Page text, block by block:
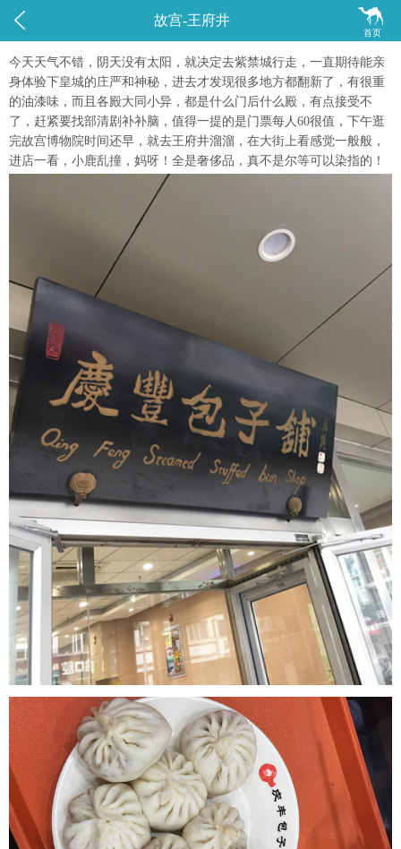
 
首页
故宫-王府井
今天天气不错，阴天没有太阳，就决定去紫禁城行走，一直期待能亲
身体验下皇城的庄严和神秘，进去才发现很多地方都翻新了，有很重
的油漆味，而且各殿大同小异，都是什么门后什么殿，有点接受不
了，赶紧要找部清剧补补脑，值得一提的是门票每人60很值，下午逛
完故宫博物院时间还早，就去王府井溜溜，在大街上看感觉一般般，
进店一看，小鹿乱撞，妈呀！全是奢侈品，真不是尔等可以染指的！